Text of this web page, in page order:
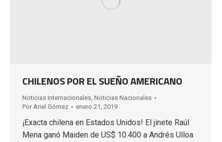
CHILENOS POR EL SUEÑO AMERICANO
Noticias Internacionales, Noticias Nacionales
Por Ariel Gómez enero 21, 2019
¡Exacta chilena en Estados Unidos! El jinete Raúl
Mena ganó Maiden de US$ 10.400 a Andrés Ulloa